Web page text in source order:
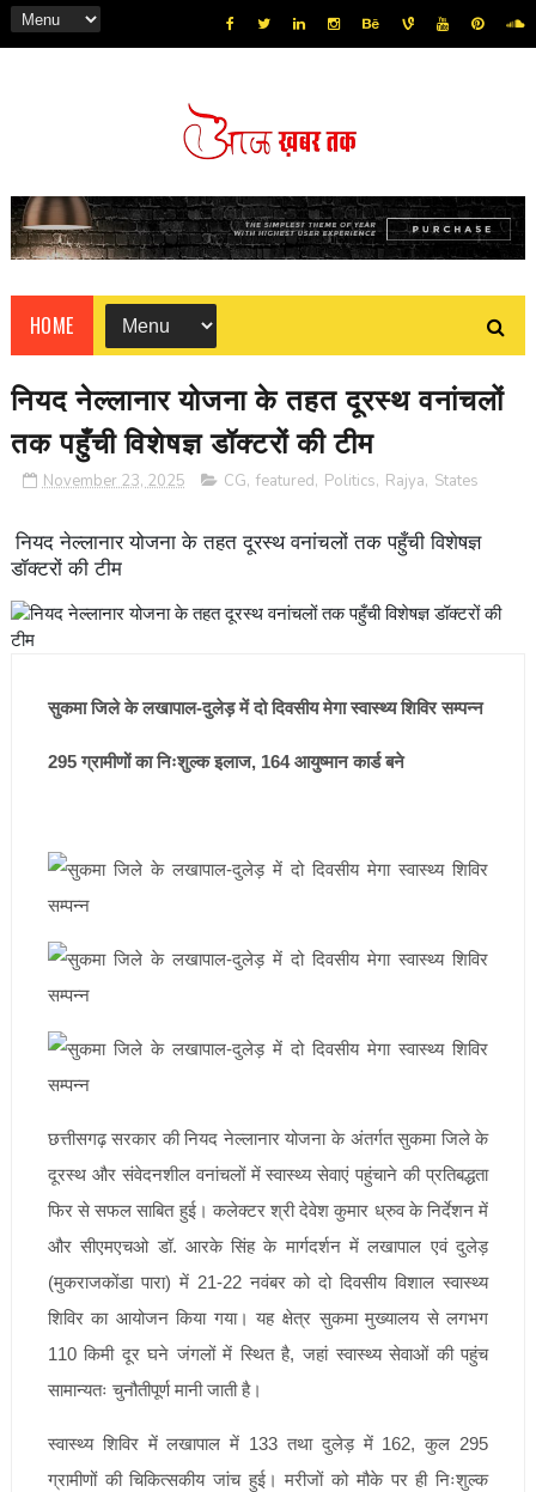
HOME
नियद नेल्लानार योजना के तहत दूरस्थ वनांचलों
तक पहुँची विशेषज्ञ डॉक्टरों की टीम
November 23, 2025 CG, featured, Politics, Rajya, States
नियद नेल्लानार योजना के तहत दूरस्थ वनांचलों तक पहुँची विशेषज्ञ
डॉक्टरों की टीम
सुकमा जिले के लखापाल-दुलेड़ में दो दिवसीय मेगा स्वास्थ्य शिविर सम्पन्न
295 ग्रामीणों का निःशुल्क इलाज, 164 आयुष्मान कार्ड बने
छत्तीसगढ़ सरकार की नियद नेल्लानार योजना के अंतर्गत सुकमा जिले के
दूरस्थ और संवेदनशील वनांचलों में स्वास्थ्य सेवाएं पहुंचाने की प्रतिबद्धता
फिर से सफल साबित हुई। कलेक्टर श्री देवेश कुमार ध्रुव के निर्देशन में
और सीएमएचओ डॉ. आरके सिंह के मार्गदर्शन में लखापाल एवं दुलेड़
(मुकराजकोंडा पारा) में 21-22 नवंबर को दो दिवसीय विशाल स्वास्थ्य
शिविर का आयोजन किया गया। यह क्षेत्र सुकमा मुख्यालय से लगभग
110 किमी दूर घने जंगलों में स्थित है, जहां स्वास्थ्य सेवाओं की पहुंच
सामान्यतः चुनौतीपूर्ण मानी जाती है।
स्वास्थ्य शिविर में लखापाल में 133 तथा दुलेड़ में 162, कुल 295
ग्रामीणों की चिकित्सकीय जांच हुई। मरीजों को मौके पर ही निःशुल्क